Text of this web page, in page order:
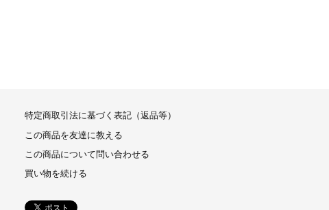
特定商取引法に基づく表記（返品等）
この商品を友達に教える
この商品について問い合わせる
買い物を続ける